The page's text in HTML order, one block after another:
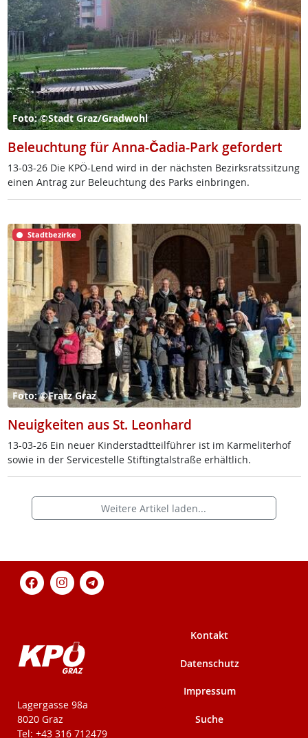
Foto: ©Stadt Graz/Gradwohl
Beleuchtung für Anna-Čadia-Park gefordert
13-03-26 Die KPÖ-Lend wird in der nächs­ten Be­zirks­rats­sit­zung
ei­nen An­trag zur Be­leuch­tung des Parks ein­brin­gen.
Stadtbezirke
Foto: ©Fratz Graz
Neuigkeiten aus St. Leonhard
13-03-26 Ein neu­er Kin­der­stadt­teil­füh­rer ist im Kar­me­li­ter­hof
so­wie in der Ser­vice­s­tel­le Stif­ting­tal­stra­ße er­hält­lich.
Weitere Artikel laden...
KPÖ-Steiermark
Lagergasse 98a
8020 Graz
Tel: +43 316 712479
Kontakt
Datenschutz
Impressum
Suche